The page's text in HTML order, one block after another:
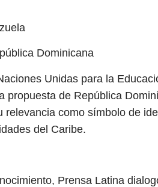
Dominicana
Unidas para la
propuesta de República
relevancia como símbolo de
del Caribe.
Prensa Latina